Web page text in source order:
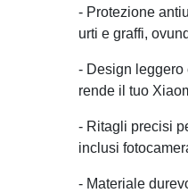
- Protezione
urti e graffi,
- Design leggero
rende il tuo
- Ritagli precisi
inclusi
- Materiale